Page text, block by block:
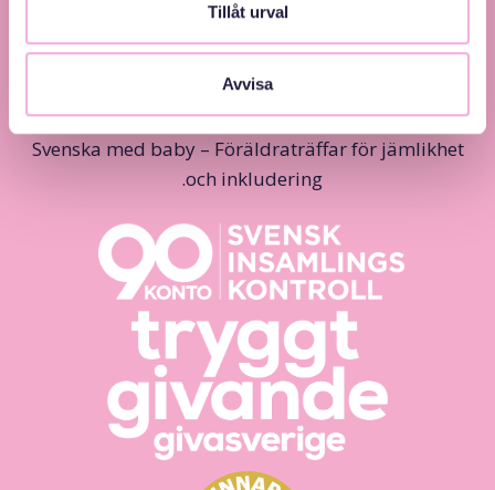
Tillåt urval
Avvisa
Svenska med baby – Föräldraträffar för jämlikhet
och inkludering.